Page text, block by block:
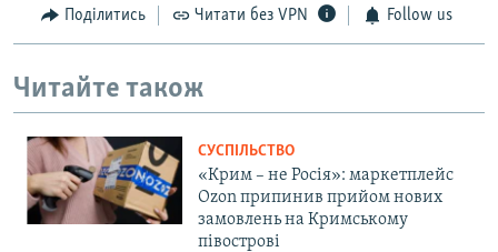
Поділитись Читати без VPN Follow us
Читайте також
СУСПІЛЬСТВО
«Крим – не Росія»: маркетплейс
Ozon припинив прийом нових
замовлень на Кримському
півострові